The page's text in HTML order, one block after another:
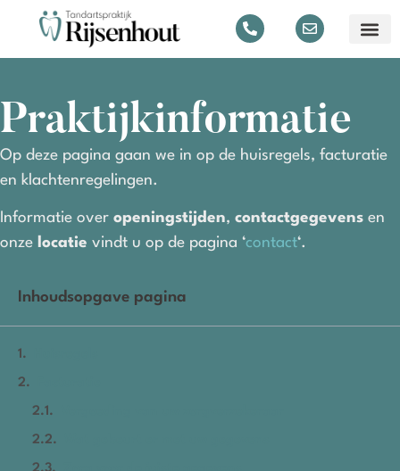
Praktijkinformatie
Op deze pagina gaan we in op de huisregels, facturatie
en klachtenregelingen.
Informatie over openingstijden, contactgegevens en
onze locatie vindt u op de pagina ‘contact‘.
Inhoudsopgave pagina